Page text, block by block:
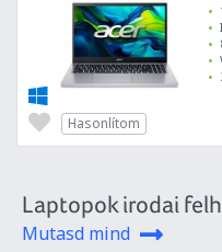
Hasonlítom
Laptopok irodai
Mutasd mind